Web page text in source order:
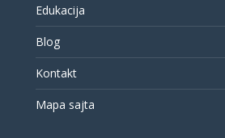
Edukacija
Blog
Kontakt
Mapa sajta